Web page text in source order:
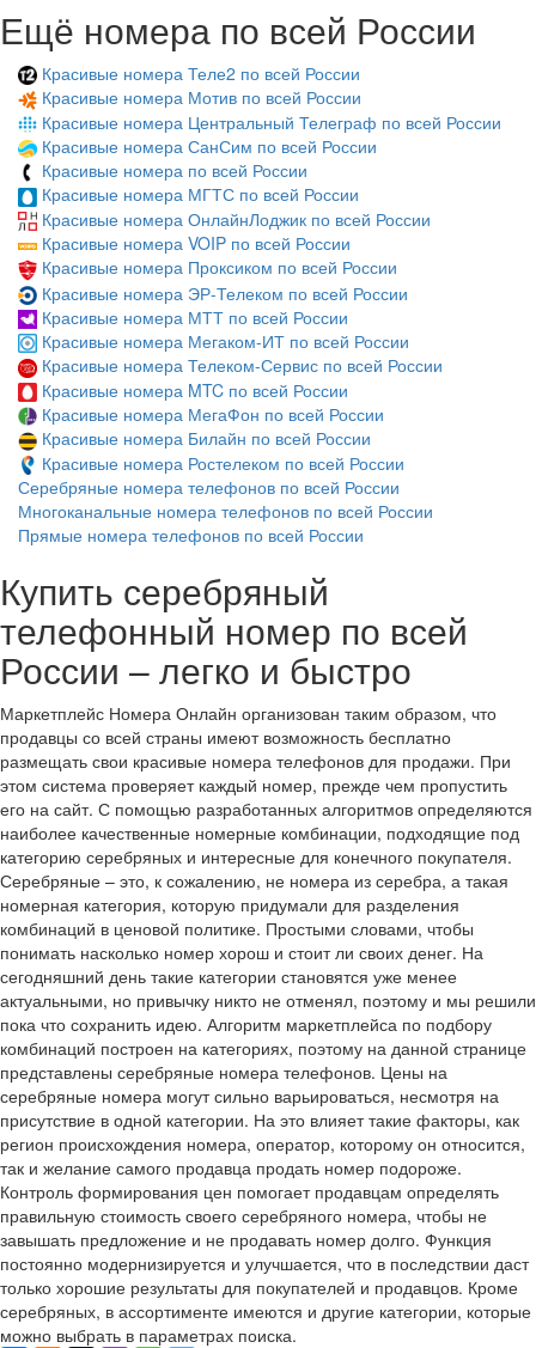
Ещё номера по всей России
Красивые номера Теле2 по всей России
Красивые номера Мотив по всей России
Красивые номера Центральный Телеграф по всей России
Красивые номера СанСим по всей России
Красивые номера по всей России
Красивые номера МГТС по всей России
Красивые номера ОнлайнЛоджик по всей России
Красивые номера VOIP по всей России
Красивые номера Проксиком по всей России
Красивые номера ЭР-Телеком по всей России
Красивые номера МТТ по всей России
Красивые номера Мегаком-ИТ по всей России
Красивые номера Телеком-Сервис по всей России
Красивые номера MTC по всей России
Красивые номера МегаФон по всей России
Красивые номера Билайн по всей России
Красивые номера Ростелеком по всей России
Серебряные номера телефонов по всей России
Многоканальные номера телефонов по всей России
Прямые номера телефонов по всей России
Купить серебряный
телефонный номер по всей
России – легко и быстро
Маркетплейс Номера Онлайн организован таким образом, что
продавцы со всей страны имеют возможность бесплатно
размещать свои красивые номера телефонов для продажи. При
этом система проверяет каждый номер, прежде чем пропустить
его на сайт. С помощью разработанных алгоритмов определяются
наиболее качественные номерные комбинации, подходящие под
категорию серебряных и интересные для конечного покупателя.
Серебряные – это, к сожалению, не номера из серебра, а такая
номерная категория, которую придумали для разделения
комбинаций в ценовой политике. Простыми словами, чтобы
понимать насколько номер хорош и стоит ли своих денег. На
сегодняшний день такие категории становятся уже менее
актуальными, но привычку никто не отменял, поэтому и мы решили
пока что сохранить идею. Алгоритм маркетплейса по подбору
комбинаций построен на категориях, поэтому на данной странице
представлены серебряные номера телефонов. Цены на
серебряные номера могут сильно варьироваться, несмотря на
присутствие в одной категории. На это влияет такие факторы, как
регион происхождения номера, оператор, которому он относится,
так и желание самого продавца продать номер подороже.
Контроль формирования цен помогает продавцам определять
правильную стоимость своего серебряного номера, чтобы не
завышать предложение и не продавать номер долго. Функция
постоянно модернизируется и улучшается, что в последствии даст
только хорошие результаты для покупателей и продавцов. Кроме
серебряных, в ассортименте имеются и другие категории, которые
можно выбрать в параметрах поиска.